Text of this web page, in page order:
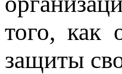
того, как
защиты